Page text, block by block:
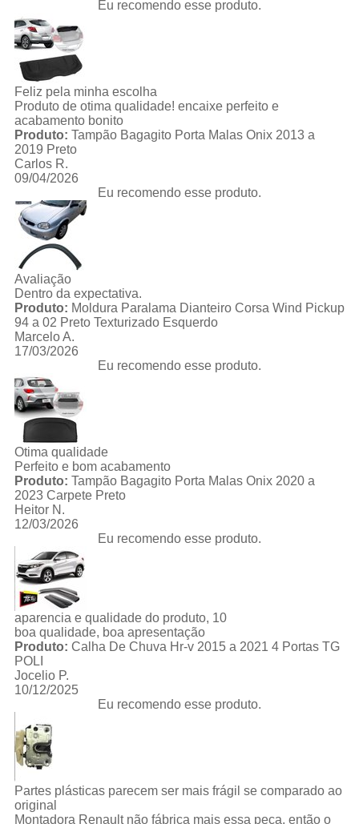
Eu recomendo esse produto.
Feliz pela minha escolha
Produto de otima qualidade! encaixe perfeito e
acabamento bonito
Produto: Tampão Bagagito Porta Malas Onix 2013 a
2019 Preto
Carlos R.
09/04/2026
Eu recomendo esse produto.
Avaliação
Dentro da expectativa.
Produto: Moldura Paralama Dianteiro Corsa Wind Pickup
94 a 02 Preto Texturizado Esquerdo
Marcelo A.
17/03/2026
Eu recomendo esse produto.
Otima qualidade
Perfeito e bom acabamento
Produto: Tampão Bagagito Porta Malas Onix 2020 a
2023 Carpete Preto
Heitor N.
12/03/2026
Eu recomendo esse produto.
aparencia e qualidade do produto, 10
boa qualidade, boa apresentação
Produto: Calha De Chuva Hr-v 2015 a 2021 4 Portas TG
POLI
Jocelio P.
10/12/2025
Eu recomendo esse produto.
Partes plásticas parecem ser mais frágil se comparado ao
original
Montadora Renault não fábrica mais essa peça, então o